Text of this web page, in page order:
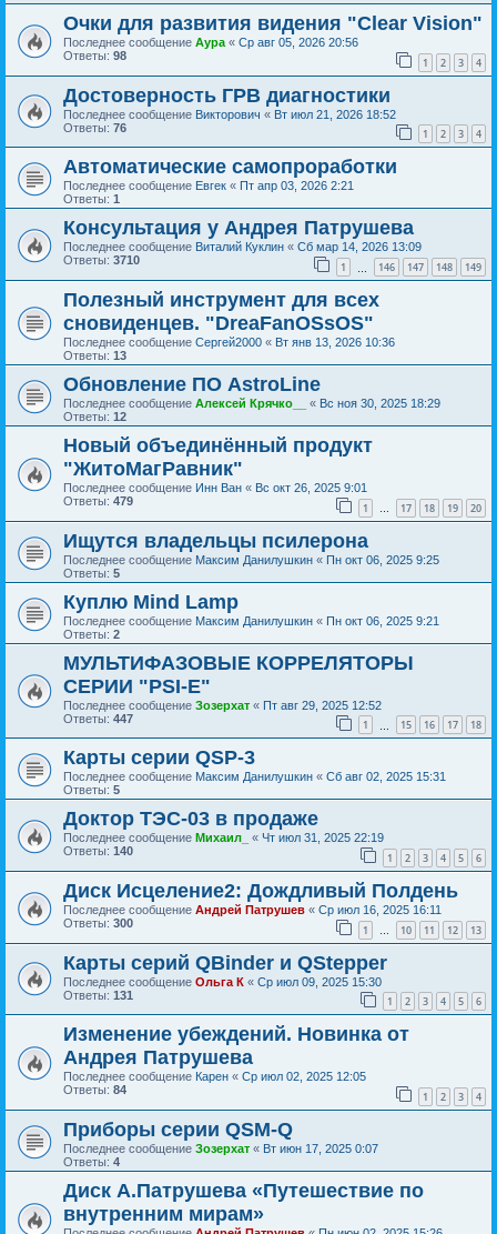
Очки для развития видения "Clear Vision"
Последнее сообщение Аура « Ср авг 05, 2026 20:56
Ответы: 98 1 2 3 4
Достоверность ГРВ диагностики
Последнее сообщение Викторович « Вт июл 21, 2026 18:52
Ответы: 76 1 2 3 4
Автоматические самопроработки
Последнее сообщение Евгек « Пт апр 03, 2026 2:21
Ответы: 1
Консультация у Андрея Патрушева
Последнее сообщение Виталий Куклин « Сб мар 14, 2026 13:09
Ответы: 3710 1 146 147 148 149
Полезный инструмент для всех
сновиденцев. "DreaFanOSsOS"
Последнее сообщение Сергей2000 « Вт янв 13, 2026 10:36
Ответы: 13
Обновление ПО AstroLine
Последнее сообщение Алексей Крячко__ « Вс ноя 30, 2025 18:29
Ответы: 12
Новый объединённый продукт
"ЖитоМагРавник"
Последнее сообщение Инн Ван « Вс окт 26, 2025 9:01
Ответы: 479 1 … 17 18 19 20
Ищутся владельцы псилерона
Последнее сообщение Максим Данилушкин « Пн окт 06, 2025 9:25
Ответы: 5
Куплю Mind Lamp
Последнее сообщение Максим Данилушкин « Пн окт 06, 2025 9:21
Ответы: 2
МУЛЬТИФАЗОВЫЕ КОРРЕЛЯТОРЫ
СЕРИИ "PSI-E"
Последнее сообщение Зозерхат « Пт авг 29, 2025 12:52
Ответы: 447 1 15 16 17 18
Карты серии QSP-3
Последнее сообщение Максим Данилушкин « Сб авг 02, 2025 15:31
Ответы: 5
Доктор ТЭС-03 в продаже
Последнее сообщение Михаил_ « Чт июл 31, 2025 22:19
Ответы: 140 1 2 3 4 5 6
Диск Исцеление2: Дождливый Полдень
Последнее сообщение Андрей Патрушев « Ср июл 16, 2025 16:11
Ответы: 300 1 … 10 11 12 13
Карты серий QBinder и QStepper
Последнее сообщение Ольга К « Ср июл 09, 2025 15:30
Ответы: 131 1 2 3 4 5 6
Изменение убеждений. Новинка от
Андрея Патрушева
Последнее сообщение Карен « Ср июл 02, 2025 12:05
Ответы: 84 1 2 3 4
Приборы серии QSM-Q
Последнее сообщение Зозерхат « Вт июн 17, 2025 0:07
Ответы: 4
Диск А.Патрушева «Путешествие по
внутренним мирам»